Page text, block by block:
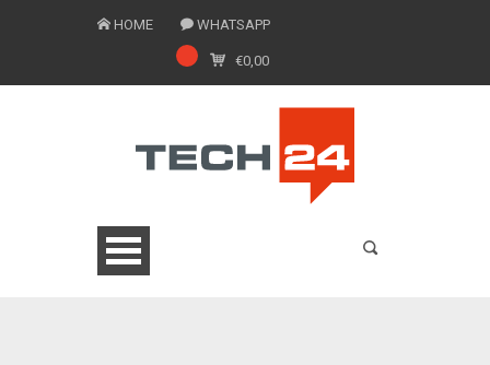
HOME WHATSAPP
€0,00